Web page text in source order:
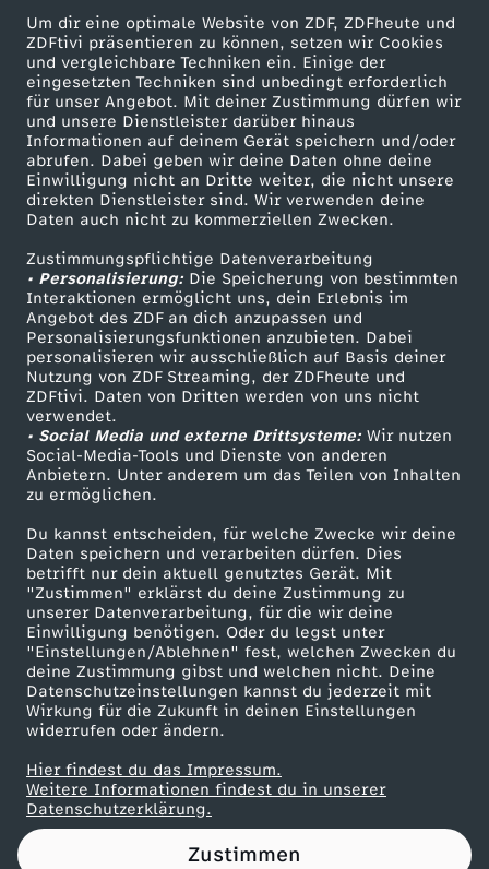
Um dir eine optimale Website von ZDF, ZDFheute und
ZDFtivi präsentieren zu können, setzen wir Cookies
und vergleichbare Techniken ein. Einige der
eingesetzten Techniken sind unbedingt erforderlich
für unser Angebot. Mit deiner Zustimmung dürfen wir
und unsere Dienstleister darüber hinaus
Informationen auf deinem Gerät speichern und/oder
abrufen. Dabei geben wir deine Daten ohne deine
Einwilligung nicht an Dritte weiter, die nicht unsere
direkten Dienstleister sind. Wir verwenden deine
Daten auch nicht zu kommerziellen Zwecken.
Zustimmungspflichtige Datenverarbeitung
• Personalisierung:Die Speicherung von bestimmten
Interaktionen ermöglicht uns, dein Erlebnis im
Angebot des ZDF an dich anzupassen und
Personalisierungsfunktionen anzubieten. Dabei
personalisieren wir ausschließlich auf Basis deiner
Nutzung von ZDF Streaming, der ZDFheute und
ZDFtivi. Daten von Dritten werden von uns nicht
verwendet.
• Social Media und externe Drittsysteme:Wir nutzen
Social-Media-Tools und Dienste von anderen
Anbietern. Unter anderem um das Teilen von Inhalten
zu ermöglichen.
Du kannst entscheiden, für welche Zwecke wir deine
Daten speichern und verarbeiten dürfen. Dies
betrifft nur dein aktuell genutztes Gerät. Mit
"Zustimmen" erklärst du deine Zustimmung zu
unserer Datenverarbeitung, für die wir deine
Einwilligung benötigen. Oder du legst unter
"Einstellungen/Ablehnen" fest, welchen Zwecken du
deine Zustimmung gibst und welchen nicht. Deine
Datenschutzeinstellungen kannst du jederzeit mit
Wirkung für die Zukunft in deinen Einstellungen
widerrufen oder ändern.
Hier findest du das Impressum.
Weitere Informationen findest du in unserer
Datenschutzerklärung.
Zustimmen
h
-
E
U
-
G
i
p
f
e
l
:
"
N
i
c
Mehr ZDF
ZDF-Apps
Smart TV
ZDFtext
Livestreams
Sendungen A-Z
TV-Programm
Service
ZDFmitreden
Kontakt zum ZDF
Tickets
Zuschauerservice
Hilfe
ZDF Unternehmen
Karriere
ZDF goes Schule
Werbefernsehen
Mainzelmännchen
Partner